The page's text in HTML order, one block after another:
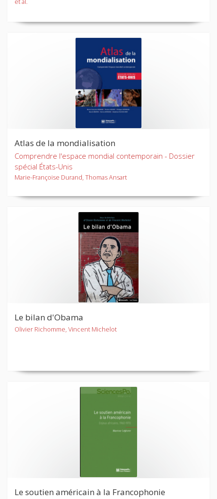
Atlas de la mondialisation
Comprendre l'espace mondial contemporain - Dossier
spécial États-Unis
Marie-Françoise Durand, Thomas Ansart
Le bilan d'Obama
Olivier Richomme, Vincent Michelot
Le soutien américain à la Francophonie